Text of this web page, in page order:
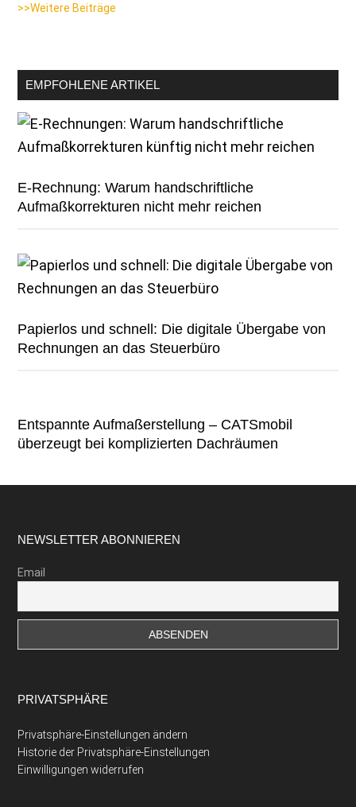
>>Weitere Beiträge
EMPFOHLENE ARTIKEL
E-Rechnung: Warum handschriftliche
Aufmaßkorrekturen nicht mehr reichen
Papierlos und schnell: Die digitale Übergabe von
Rechnungen an das Steuerbüro
Entspannte Aufmaßerstellung – CATSmobil
überzeugt bei komplizierten Dachräumen
Footer
NEWSLETTER ABONNIEREN
Email
PRIVATSPHÄRE
Privatsphäre-Einstellungen ändern
Historie der Privatsphäre-Einstellungen
Einwilligungen widerrufen